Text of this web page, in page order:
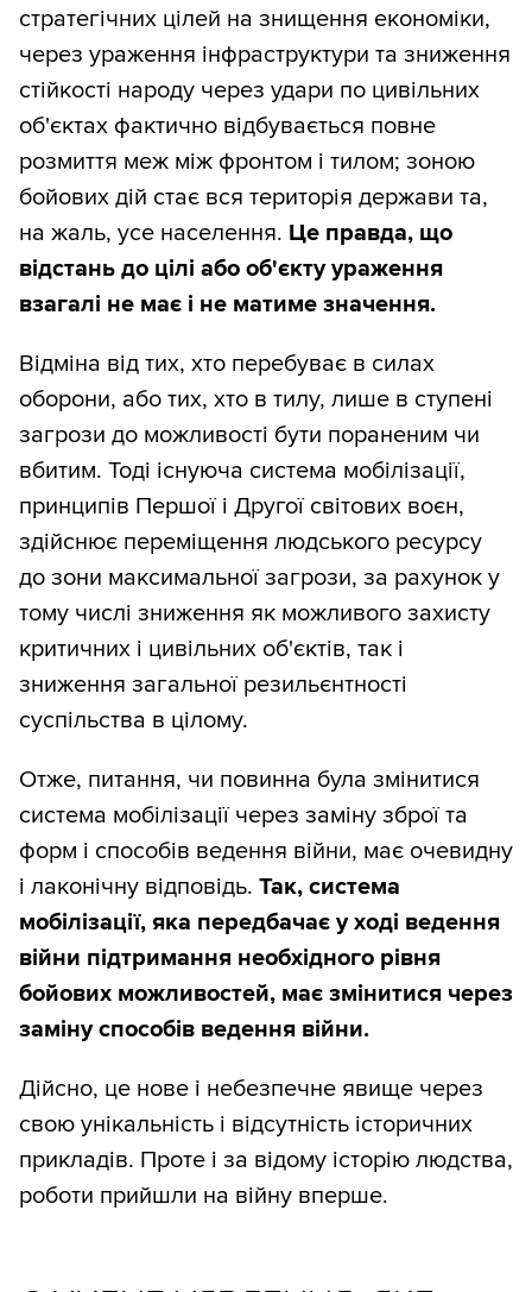
стратегічних цілей на знищення економіки,
через ураження інфраструктури та зниження
стійкості народу через удари по цивільних
об'єктах фактично відбувається повне
розмиття меж між фронтом і тилом; зоною
бойових дій стає вся територія держави та,
на жаль, усе населення. Це правда, що
відстань до цілі або об'єкту ураження
взагалі не має і не матиме значення.
Відміна від тих, хто перебуває в силах
оборони, або тих, хто в тилу, лише в ступені
загрози до можливості бути пораненим чи
вбитим. Тоді існуюча система мобілізації,
принципів Першої і Другої світових воєн,
здійснює переміщення людського ресурсу
до зони максимальної загрози, за рахунок у
тому числі зниження як можливого захисту
критичних і цивільних об'єктів, так і
зниження загальної резильєнтності
суспільства в цілому.
Отже, питання, чи повинна була змінитися
система мобілізації через заміну зброї та
форм і способів ведення війни, має очевидну
і лаконічну відповідь. Так, система
мобілізації, яка передбачає у ході ведення
війни підтримання необхідного рівня
бойових можливостей, має змінитися через
заміну способів ведення війни.
Дійсно, це нове і небезпечне явище через
свою унікальність і відсутність історичних
прикладів. Проте і за відому історію людства,
роботи прийшли на війну вперше.